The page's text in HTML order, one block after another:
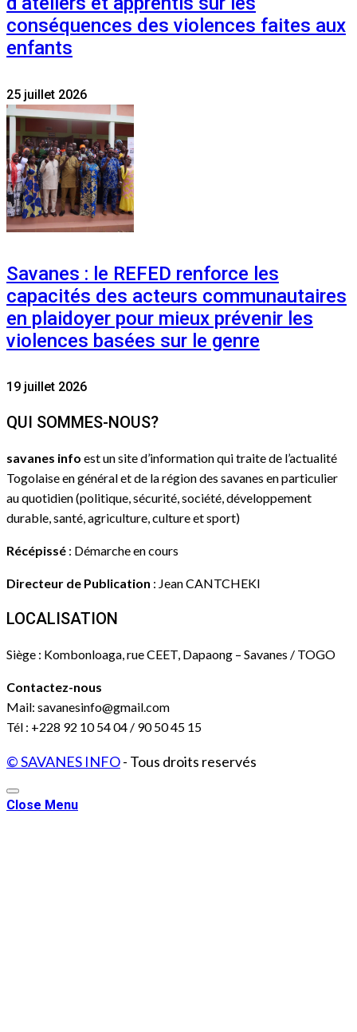
conséquences des violences faites aux
enfants
25 juillet 2026
Savanes : le REFED renforce les
capacités des acteurs communautaires
en plaidoyer pour mieux prévenir les
violences basées sur le genre
19 juillet 2026
QUI SOMMES-NOUS?
savanes info est un site d’information qui traite de l’actualité
Togolaise en général et de la région des savanes en particulier
au quotidien (politique, sécurité, société, développement
durable, santé, agriculture, culture et sport)
Récépissé : Démarche en cours
Directeur de Publication : Jean CANTCHEKI
LOCALISATION
Siège : Kombonloaga, rue CEET, Dapaong – Savanes / TOGO
Contactez-nous
Mail: savanesinfo@gmail.com
Tél : +228 92 10 54 04 / 90 50 45 15
© SAVANES INFO- Tous droits reservés
Close Menu